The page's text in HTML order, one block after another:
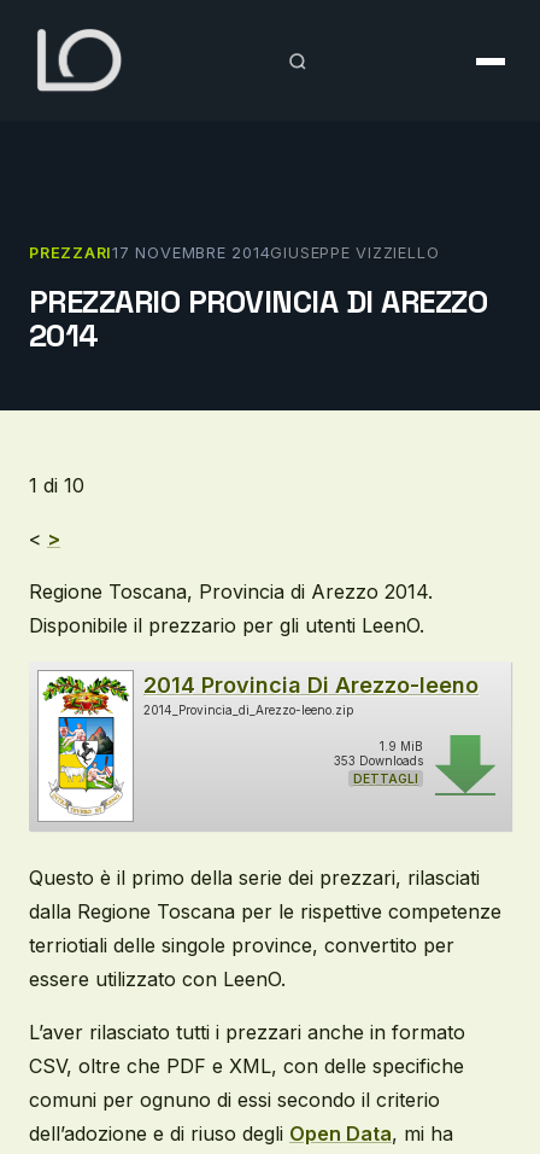
contenuto
PREZZARI17 NOVEMBRE 2014GIUSEPPE VIZZIELLO
PREZZARIO PROVINCIA DI AREZZO
2014
1 di 10
< >
Regione Toscana, Provincia di Arezzo 2014.
Disponibile il prezzario per gli utenti LeenO.
2014 Provincia Di Arezzo-leeno
2014_Provincia_di_Arezzo-leeno.zip
1.9 MiB
353 Downloads
DETTAGLI
Questo è il primo della serie dei prezzari, rilasciati
dalla Regione Toscana per le rispettive competenze
terriotiali delle singole province, convertito per
essere utilizzato con LeenO.
L’aver rilasciato tutti i prezzari anche in formato
CSV, oltre che PDF e XML, con delle specifiche
comuni per ognuno di essi secondo il criterio
dell’adozione e di riuso degli Open Data, mi ha